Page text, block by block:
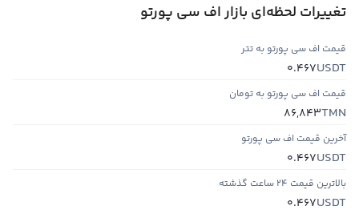
تغییرات لحظه‌ای بازار اف سی پورتو
قیمت اف سی پورتو به تتر
USDT
0.467
قیمت اف سی پورتو به تومان
TMN
86,843
آخرین قیمت اف سی پورتو
USDT
0.467
بالاترین قیمت ۲۴ ساعت گذشته
USDT
0.467